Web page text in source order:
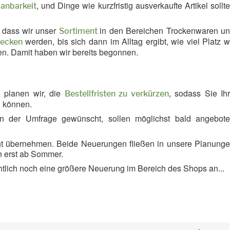
, und Dinge wie kurzfristig ausverkaufte Artikel
wir unser Sortiment in den Bereichen Trockenwaren
werden, bis sich dann im Alltag ergibt, wie viel Platz
Damit haben wir bereits begonnen.
planen wir, die Bestellfristen zu verkürzen, sodass Sie
der Umfrage gewünscht, sollen möglichst bald
Beide Neuerungen fließen in unsere
ab Sommer.
noch eine größere Neuerung im Bereich des Shops an...